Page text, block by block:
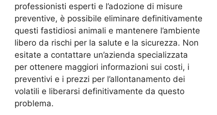
professionisti esperti e l’adozione di misure
preventive, è possibile eliminare definitivamente
questi fastidiosi animali e mantenere l’ambiente
libero da rischi per la salute e la sicurezza. Non
esitate a contattare un’azienda specializzata
per ottenere maggiori informazioni sui costi, i
preventivi e i prezzi per l’allontanamento dei
volatili e liberarsi definitivamente da questo
problema.